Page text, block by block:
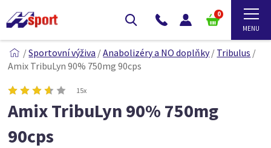
0
/Sportovní výživa /Anabolizéry a NO doplňky/ Tribulus /
Amix TribuLyn 90% 750mg 90cps
15x
Amix TribuLyn 90% 750mg
90cps